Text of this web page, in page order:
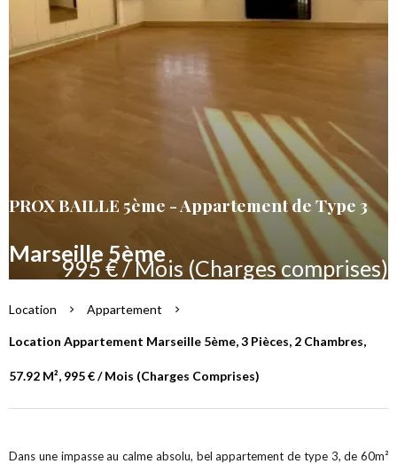
PROX BAILLE 5ème - Appartement de Type 3
Marseille 5ème
995 € / Mois (Charges comprises)
Location Appartement
Location Appartement Marseille 5ème, 3 Pièces, 2 Chambres,
57.92 M², 995 € / Mois (Charges Comprises)
Dans une impasse au calme absolu, bel appartement de type 3, de 60m²